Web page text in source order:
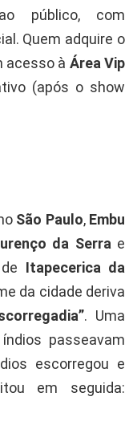
público, com
Quem adquire o
acesso à Área Vip
(após o show
São Paulo, Embu
da Serra e
Itapecerica da
da cidade deriva
. Uma
passeavam
escorregou e
em seguida: